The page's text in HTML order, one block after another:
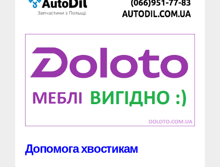
Допомога хвостикам